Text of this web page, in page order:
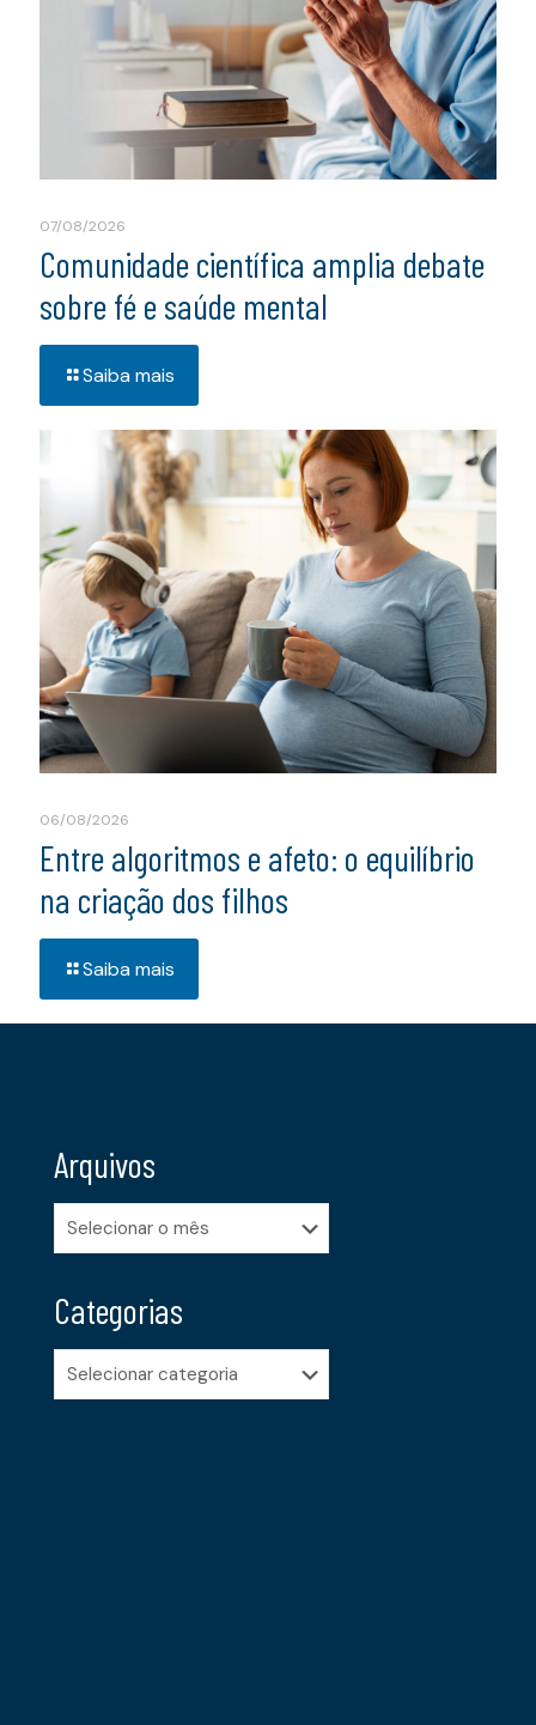
07/08/2026
Comunidade científica amplia debate
sobre fé e saúde mental
Saiba mais
06/08/2026
Entre algoritmos e afeto: o equilíbrio
na criação dos filhos
Saiba mais
Arquivos
Arquivos
Categorias
Categorias